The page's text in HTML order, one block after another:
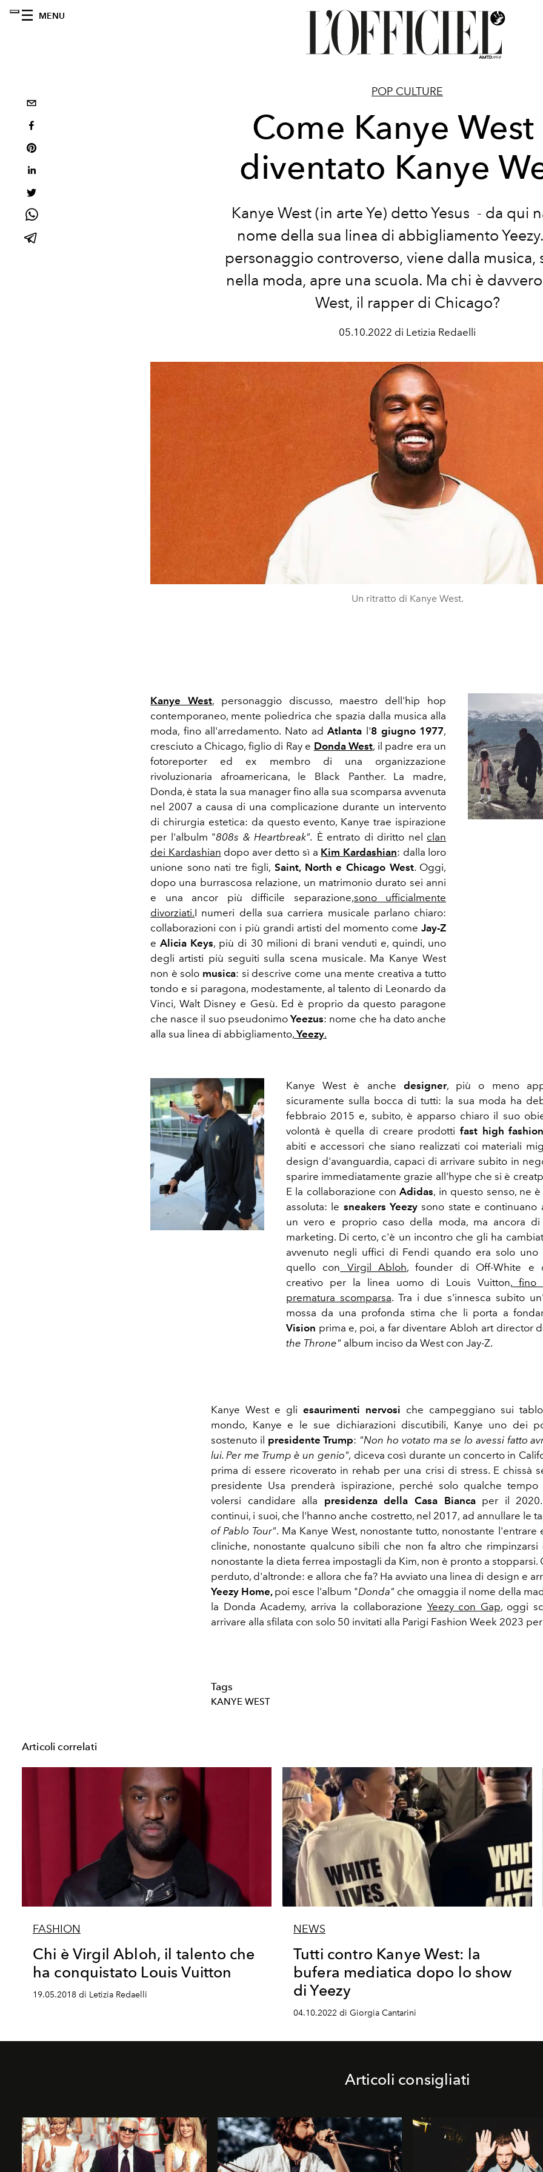
MENU
POP CULTURE
Come Kanye West
diventato Kanye
Kanye West (in arte Ye) detto Yesus - da qui
nome della sua linea di abbigliamento
personaggio controverso, viene dalla musica,
nella moda, apre una scuola. Ma chi è
West, il rapper di Chicago?
05.10.2022 di Letizia Redaelli
Un ritratto di Kanye West.
Kanye West, personaggio discusso, maestro dell'hip hop
contemporaneo, mente poliedrica che spazia dalla musica alla
moda, fino all'arredamento. Nato adAtlanta l'8 giugno 1977,
cresciuto a Chicago, figlio di Ray e Donda West, il padre era un
fotoreporter ed ex membro di una organizzazione
rivoluzionaria afroamericana, le Black Panther. La madre,
Donda, è stata la sua manager fino alla sua scomparsa avvenuta
nel 2007 a causa di una complicazione durante un intervento
di chirurgia estetica: da questo evento, Kanye trae ispirazione
per l'albulm "808s & Heartbreak". È entrato di diritto nel clan
dei Kardashian dopo aver detto sì a Kim Kardashian: dalla loro
unione sono nati tre figli,Saint, North e Chicago West. Oggi,
dopo una burrascosa relazione, un matrimonio durato sei anni
e una ancor più difficile separazione,sono ufficialmente
divorziati.I numeri della sua carriera musicale parlano chiaro:
collaborazioni con i più grandi artisti del momento comeJay-Z
eAlicia Keys, più di 30 milioni di brani venduti e, quindi, uno
degli artisti più seguiti sulla scena musicale. Ma Kanye West
non è solo musica: si descrive come una mente creativa a tutto
tondo e si paragona, modestamente, al talento di Leonardo da
Vinci, Walt Disney e Gesù. Ed è proprio da questo paragone
che nasce il suo pseudonimoYeezus: nome che ha dato anche
alla sua linea di abbigliamento, Yeezy.
Kanye West è anche designer, più o meno
sicuramente sulla bocca di tutti: la sua moda ha
febbraio 2015 e, subito, è apparso chiaro il suo
volontà è quella di creare prodotti fast high fashion
abiti e accessori che siano realizzati coi materiali
design d'avanguardia, capaci di arrivare subito in
sparire immediatamente grazie all'hype che si è
E la collaborazione con Adidas, in questo senso, ne
assoluta: le sneakers Yeezysono state e continuano
un vero e proprio caso della moda, ma ancora
marketing. Di certo, c'è un incontro che gli ha
avvenuto negli uffici di Fendi quando era solo uno
quello con Virgil Abloh, founder di Off-White e
creativo per la linea uomo di Louis Vuitton,fino
prematura scomparsa. Tra i due s'innesca subito
mossa da una profonda stima che li porta a
Vision prima e, poi, a far diventare Abloh art director
the Throne" album inciso da West con Jay-Z.
Kanye West e gli esaurimenti nervosi che campeggiano sui
mondo, Kanye e le sue dichiarazioni discutibili, Kanye uno dei
sostenuto il presidente Trump: "Non ho votato ma se lo avessi fatto
lui. Per me Trump è un genio", diceva così durante un concerto in
prima di essere ricoverato in rehab per una crisi di stress. E chissà
presidente Usa prenderà ispirazione, perché solo qualche
volersi candidare alla presidenza della Casa Biancaper il 2020.
continui, i suoi, che l'hanno anche costretto, nel 2017, ad annullare le
of Pablo Tour". Ma Kanye West, nonostante tutto, nonostante l'entrare
cliniche, nonostante qualcuno sibili che non fa altro che
nonostante la dieta ferrea impostagli da Kim, non è pronto a stopparsi.
perduto, d'altronde: e allora che fa? Ha avviato una linea di design e
Yeezy Home, poi esce l'album "Donda" che omaggia il nome della
la Donda Academy, arriva la collaborazione Yeezy con Gap, oggi
arrivare alla sfilata con solo 50 invitati alla Parigi Fashion Week 2023 per
Tags
KANYE WEST
Articoli correlati
FASHION
Chi è Virgil Abloh, il talento che
ha conquistato Louis Vuitton
19.05.2018 di Letizia Redaelli
NEWS
Tutti contro Kanye West: la
bufera mediatica dopo lo show
di Yeezy
04.10.2022 di Giorgia Cantarini
Articoli consigliati